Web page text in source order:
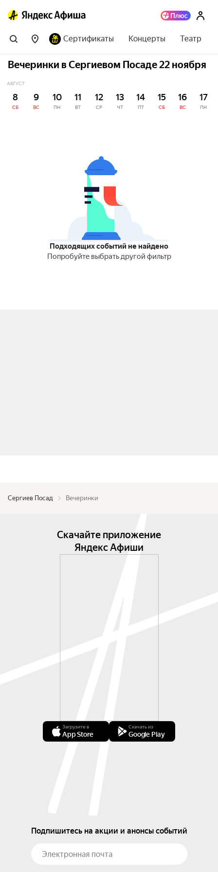
Сертификаты Концерты Театр
Вечеринки в Сергиевом Посаде 22 ноября
АВГУСТ
8
СБ
9
ВС
10
ПН
11
ВТ
12
СР
13
ЧТ
14
ПТ
15
СБ
16
ВС
17
ПН
Подходящих событий не найдено
Попробуйте выбрать другой фильтр
Сергиев Посад Вечеринки
Скачайте приложение
Яндекс Афиши
Загрузите в
App Store
Скачать из
Google Play
Подпишитесь на акции и анонсы событий